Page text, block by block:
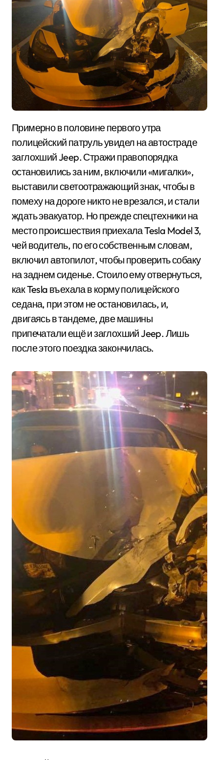
Примерно в половине первого утра
полицейский патруль увидел на автостраде
заглохший Jeep. Стражи правопорядка
остановились за ним, включили «мигалки»,
выставили светоотражающий знак, чтобы в
помеху на дороге никто не врезался, и стали
ждать эвакуатор. Но прежде спецтехники на
место происшествия приехала Tesla Model 3,
чей водитель, по его собственным словам,
включил автопилот, чтобы проверить собаку
на заднем сиденье. Стоило ему отвернуться,
как Tesla въехала в корму полицейского
седана, при этом не остановилась, и,
двигаясь в тандеме, две машины
припечатали ещё и заглохший Jeep. Лишь
после этого поездка закончилась.